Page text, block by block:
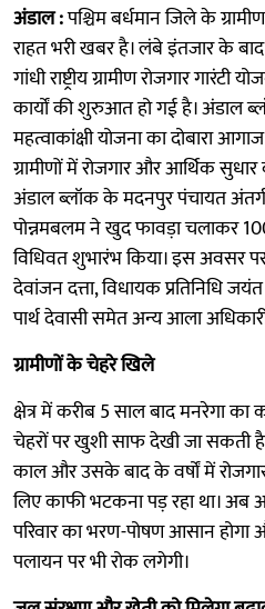
अंडाल :पश्चिम बर्धमान जिले के
राहत भरी खबर है। लंबे इंतजार के
गांधी राष्ट्रीय ग्रामीण रोजगार
कार्यों की शुरुआत हो गई है। अंडाल
महत्वाकांक्षी योजना का दोबारा
ग्रामीणों में रोजगार और आर्थिक
अंडाल ब्लॉक के मदनपुर पंचायत
पोन्नमबलम ने खुद फावड़ा चलाकर
विधिवत शुभारंभ किया। इस अवसर
देवांजन दत्ता, विधायक प्रतिनिधि
पार्थ देवासी समेत अन्य आला
ग्रामीणों के चेहरे खिले
क्षेत्र में करीब 5 साल बाद मनरेगा
चेहरों पर खुशी साफ देखी जा सकती है।
काल और उसके बाद के वर्षों में
लिए काफी भटकना पड़ रहा था। अब
परिवार का भरण-पोषण आसान होगा
पलायन पर भी रोक लगेगी।